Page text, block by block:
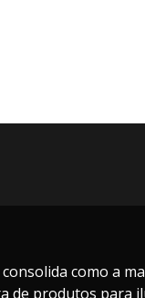
como a
de produtos para